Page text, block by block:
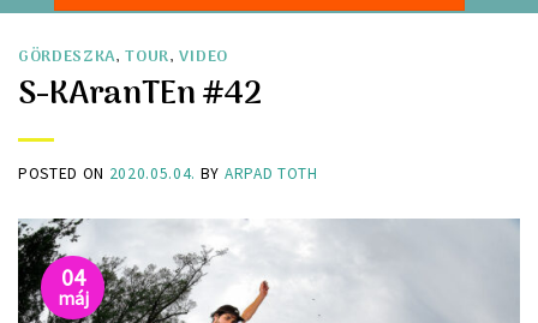
GÖRDESZKA,TOUR,VIDEO
S-KAranTEn #42
POSTED ON 2020.05.04. BY ARPAD TOTH
04
máj